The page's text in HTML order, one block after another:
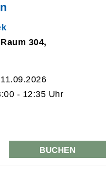
304,
- 12:35 Uhr
BUCHEN